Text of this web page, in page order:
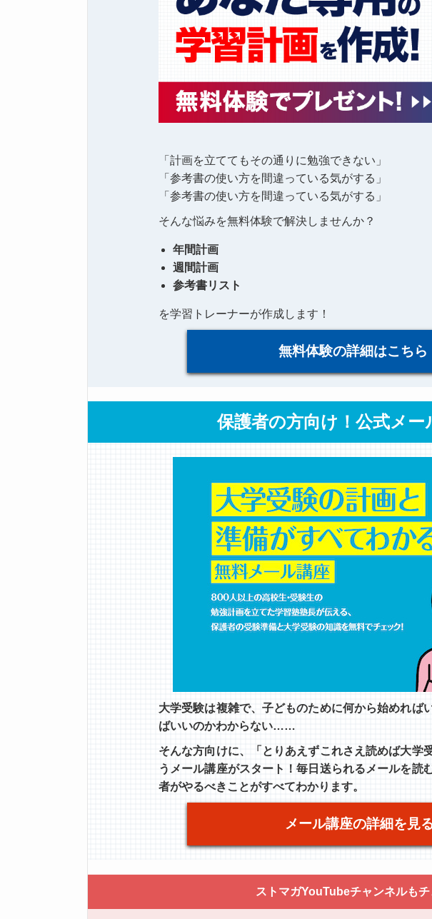
「計画を立ててもその通りに勉強できない」
「参考書の使い方を間違っている気がする」
「参考書の使い方を間違っている気がする」
そんな悩みを無料体験で解決しませんか？
年間計画
週間計画
参考書リスト
を学習トレーナーが作成します！
無料体験の詳細はこちら
保護者の方向け！公式メー
大学受験は複雑で、子どものために何から始めれば
ばいいのかわからない……
そんな方向けに、「とりあえずこれさえ読めば大学
うメール講座がスタート！毎日送られるメールを読
者がやるべきことがすべてわかります。
メール講座の詳細を見
ストマガYouTubeチャンネルもチ